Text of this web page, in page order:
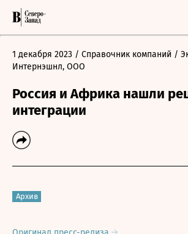
1 декабря 2023 / Справочник компаний /
Интернэшнл, ООО
Россия и Африка нашли
интеграции
Архив